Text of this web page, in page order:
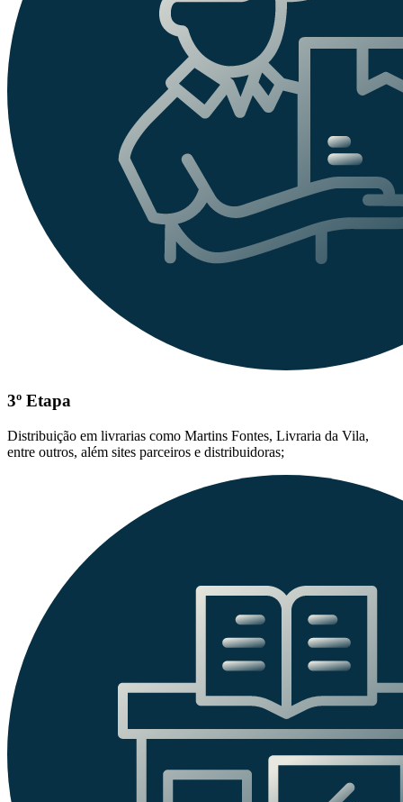
3º Etapa
Distribuição em livrarias como Martins Fontes, Livraria da Vila,
entre outros, além sites parceiros e distribuidoras;